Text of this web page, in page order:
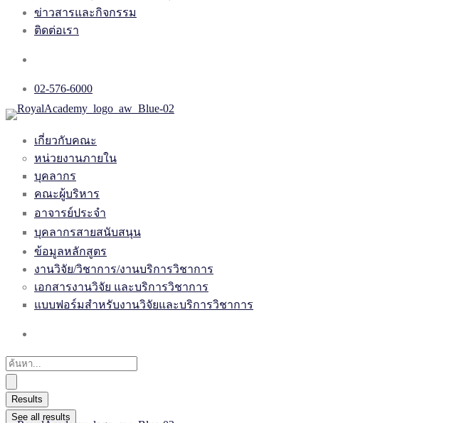
ข่าวสารและกิจกรรม
ติดต่อเรา
02-576-6000
เกี่ยวกับคณะ
หน่วยงานภายใน
บุคลากร
คณะผู้บริหาร
อาจารย์ประจำ
บุคลากรสายสนับสนุน
ข้อมูลหลักสูตร
งานวิจัย/วิชาการ/งานบริการวิชาการ
เอกสารงานวิจัย และบริการวิชาการ
แบบฟอร์มสำหรับงานวิจัยและบริการวิชาการ
Results
See all results